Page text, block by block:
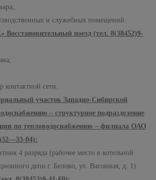
и служебных помещений.
поезд (тел. 8(38452)9-
сети.
участок Западно-Сибирской
– структурное подразделение
по тепловодоснабжению – филиала ОАО
04):
4 разряда (рабочее место в котельной
депо г. Белово, ул. Вагонная, д. 1)